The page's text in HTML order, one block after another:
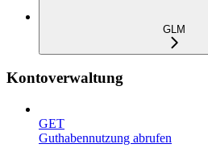
GLM
Kontoverwaltung
GET
Guthabennutzung abrufen